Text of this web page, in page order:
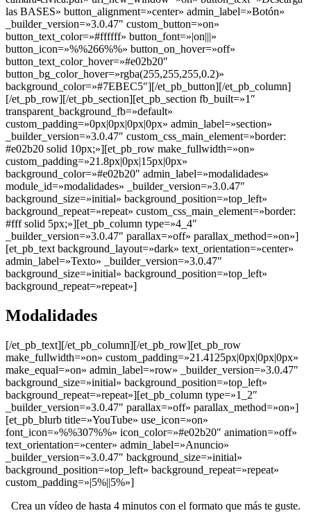
las BASES» button_alignment=»center» admin_label=»Botón»
_builder_version=»3.0.47″ custom_button=»on»
button_text_color=»#ffffff» button_font=»|on|||»
button_icon=»%%266%%» button_on_hover=»off»
button_text_color_hover=»#e02b20″
button_bg_color_hover=»rgba(255,255,255,0.2)»
background_color=»#7EBEC5″][/et_pb_button][/et_pb_column]
[/et_pb_row][/et_pb_section][et_pb_section fb_built=»1″
transparent_background_fb=»default»
custom_padding=»0px|0px|0px|0px» admin_label=»section»
_builder_version=»3.0.47″ custom_css_main_element=»border:
#e02b20 solid 10px;»][et_pb_row make_fullwidth=»on»
custom_padding=»21.8px|0px|15px|0px»
background_color=»#e02b20″ admin_label=»modalidades»
module_id=»modalidades» _builder_version=»3.0.47″
background_size=»initial» background_position=»top_left»
background_repeat=»repeat» custom_css_main_element=»border:
#fff solid 5px;»][et_pb_column type=»4_4″
_builder_version=»3.0.47″ parallax=»off» parallax_method=»on»]
[et_pb_text background_layout=»dark» text_orientation=»center»
admin_label=»Texto» _builder_version=»3.0.47″
background_size=»initial» background_position=»top_left»
background_repeat=»repeat»]
Modalidades
[/et_pb_text][/et_pb_column][/et_pb_row][et_pb_row
make_fullwidth=»on» custom_padding=»21.4125px|0px|0px|0px»
make_equal=»on» admin_label=»row» _builder_version=»3.0.47″
background_size=»initial» background_position=»top_left»
background_repeat=»repeat»][et_pb_column type=»1_2″
_builder_version=»3.0.47″ parallax=»off» parallax_method=»on»]
[et_pb_blurb title=»YouTube» use_icon=»on»
font_icon=»%%307%%» icon_color=»#e02b20″ animation=»off»
text_orientation=»center» admin_label=»Anuncio»
_builder_version=»3.0.47″ background_size=»initial»
background_position=»top_left» background_repeat=»repeat»
custom_padding=»|5%||5%»]
Crea un vídeo de hasta 4 minutos con el formato que más te guste.